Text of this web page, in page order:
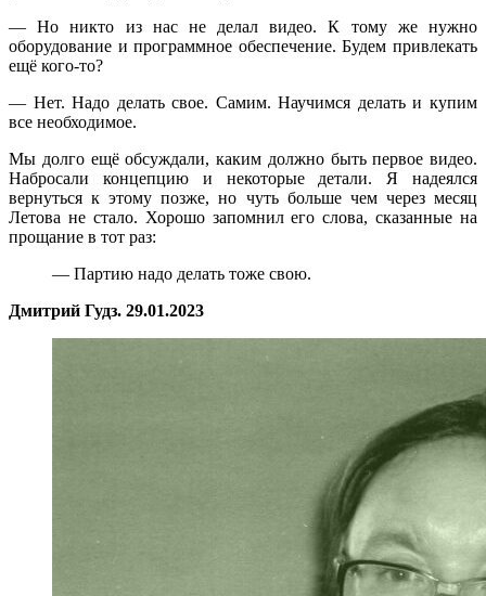
— Но никто из нас не делал видео. К тому же нужно
оборудование и программное обеспечение. Будем привлекать
ещё кого-то?
— Нет. Надо делать свое. Самим. Научимся делать и купим
все необходимое.
Мы долго ещё обсуждали, каким должно быть первое видео.
Набросали концепцию и некоторые детали. Я надеялся
вернуться к этому позже, но чуть больше чем через месяц
Летова не стало. Хорошо запомнил его слова, сказанные на
прощание в тот раз:
— Партию надо делать тоже свою.
Дмитрий Гудз. 29.01.2023